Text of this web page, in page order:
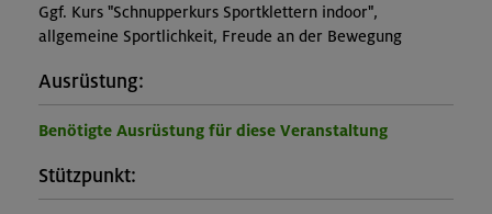
Ggf. Kurs "Schnupperkurs Sportklettern indoor",
allgemeine Sportlichkeit, Freude an der Bewegung
Ausrüstung:
Benötigte Ausrüstung für diese Veranstaltung
Stützpunkt: